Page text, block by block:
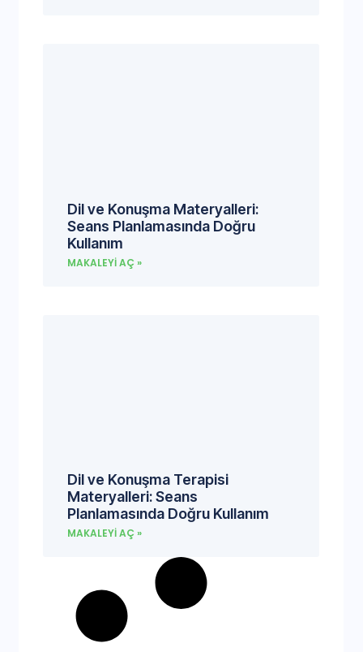
Dil ve Konuşma Materyalleri:
Seans Planlamasında Doğru
Kullanım
MAKALEYI AÇ »
Dil ve Konuşma Terapisi
Materyalleri: Seans
Planlamasında Doğru Kullanım
MAKALEYI AÇ »